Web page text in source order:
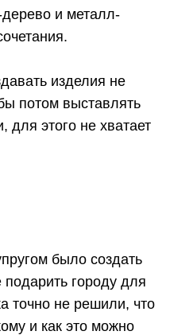
и металл-
изделия не
потом выставлять
для этого не хватает
было создать
подарить городу для
точно не решили, что
и как это можно